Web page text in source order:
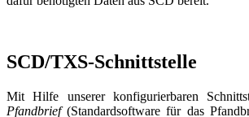
SCD/TXS-Schnittstelle
Mit Hilfe unserer konfigurierbaren
Pfandbrief(Standardsoftware für das